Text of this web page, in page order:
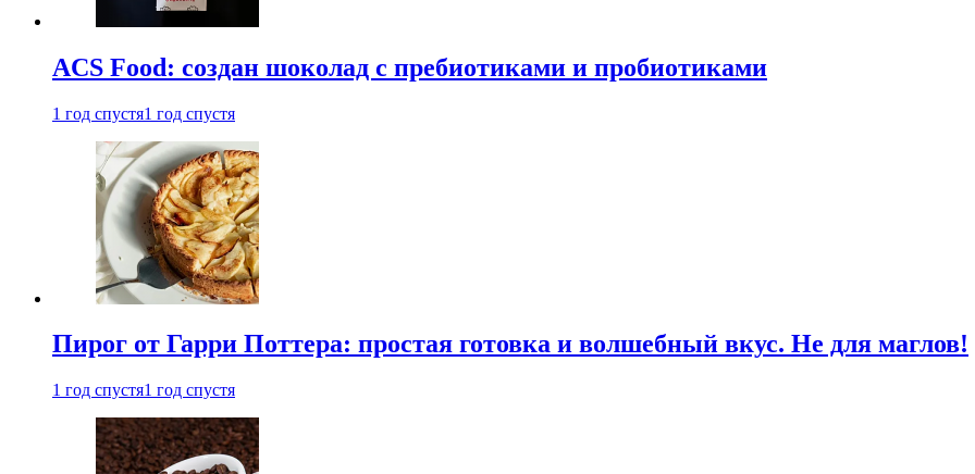
ACS Food: создан шоколад с пребиотиками и пробиотиками
1 год спустя1 год спустя
Пирог от Гарри Поттера: простая готовка и волшебный вкус. Не для маглов!
1 год спустя1 год спустя